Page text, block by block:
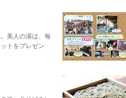
美人の湯は、毎
トをプレゼン